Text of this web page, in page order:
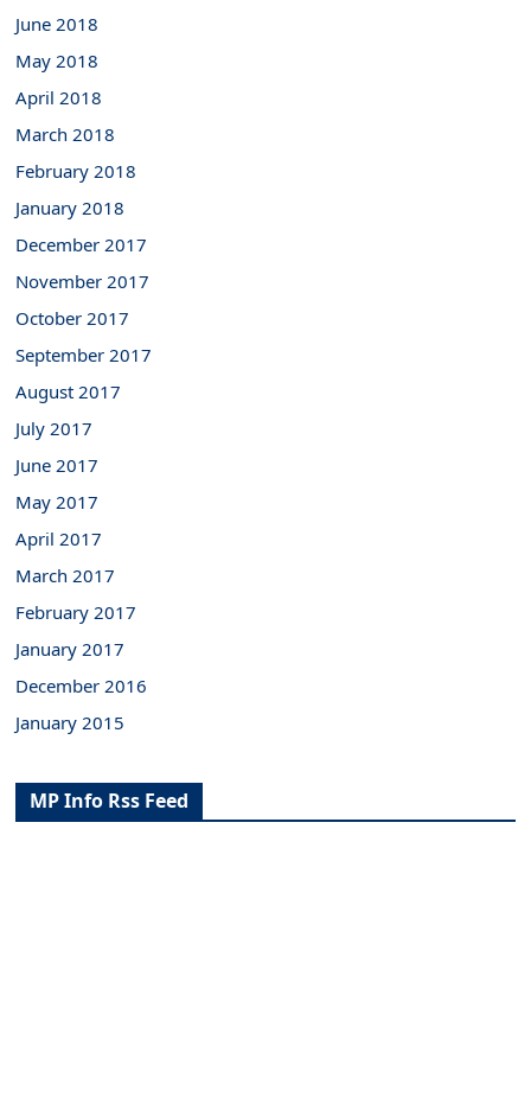
June 2018
May 2018
April 2018
March 2018
February 2018
January 2018
December 2017
November 2017
October 2017
September 2017
August 2017
July 2017
June 2017
May 2017
April 2017
March 2017
February 2017
January 2017
December 2016
January 2015
MP Info Rss Feed